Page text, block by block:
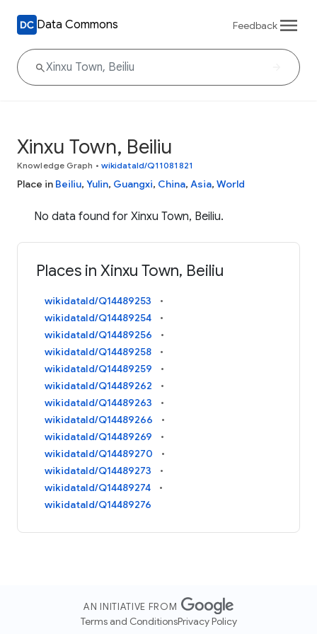
Data Commons Feedback
Xinxu Town, Beiliu
Knowledge Graph • wikidataId/Q11081821
Place in Beiliu, Yulin, Guangxi, China, Asia, World
No data found for Xinxu Town, Beiliu.
Places in Xinxu Town, Beiliu
wikidataId/Q14489253
wikidataId/Q14489254
wikidataId/Q14489256
wikidataId/Q14489258
wikidataId/Q14489259
wikidataId/Q14489262
wikidataId/Q14489263
wikidataId/Q14489266
wikidataId/Q14489269
wikidataId/Q14489270
wikidataId/Q14489273
wikidataId/Q14489274
wikidataId/Q14489276
AN INITIATIVE FROM
Terms and ConditionsPrivacy Policy